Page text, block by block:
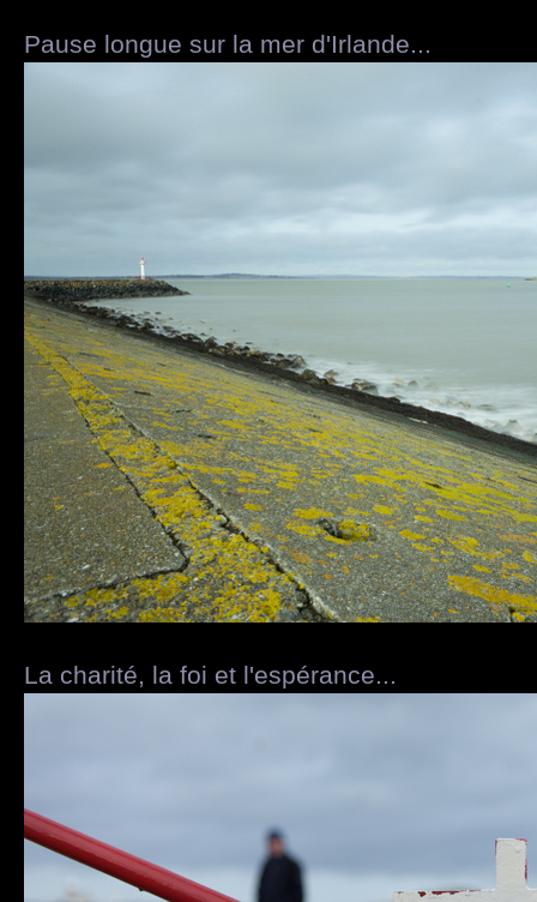
Pause longue sur la mer d'Irlande...
La charité, la foi et l'espérance...